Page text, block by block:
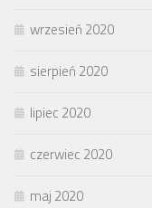
wrzesień 2020
sierpień 2020
lipiec 2020
czerwiec 2020
maj 2020